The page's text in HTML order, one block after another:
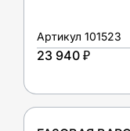
Артикул 101523
23 940 ₽